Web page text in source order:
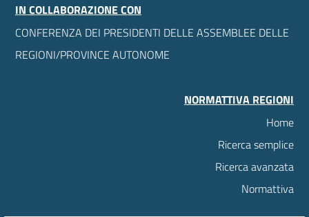
IN COLLABORAZIONE CON
CONFERENZA DEI PRESIDENTI DELLE ASSEMBLEE DELLE
REGIONI/PROVINCE AUTONOME
NORMATTIVA REGIONI
Home
Ricerca semplice
Ricerca avanzata
Normattiva